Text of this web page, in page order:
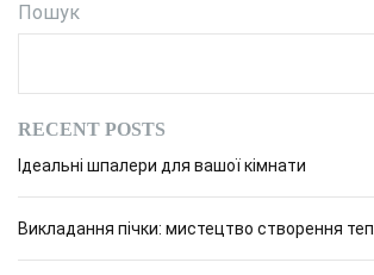
Пошук
RECENT POSTS
Ідеальні шпалери для вашої кімнати
Викладання пічки: мистецтво створення